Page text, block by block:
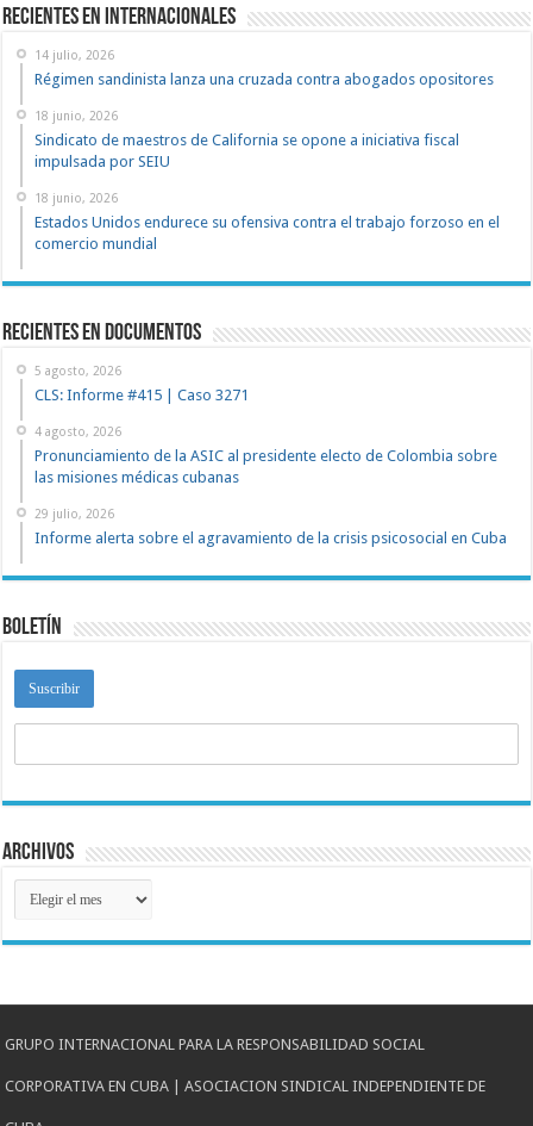
Recientes en Internacionales
14 julio, 2026
Régimen sandinista lanza una cruzada contra abogados opositores
18 junio, 2026
Sindicato de maestros de California se opone a iniciativa fiscal
impulsada por SEIU
18 junio, 2026
Estados Unidos endurece su ofensiva contra el trabajo forzoso en el
comercio mundial
recientes en documentos
5 agosto, 2026
CLS: Informe #415 | Caso 3271
4 agosto, 2026
Pronunciamiento de la ASIC al presidente electo de Colombia sobre
las misiones médicas cubanas
29 julio, 2026
Informe alerta sobre el agravamiento de la crisis psicosocial en Cuba
Boletín
Archivos
Archivos
GRUPO INTERNACIONAL PARA LA RESPONSABILIDAD SOCIAL
CORPORATIVA EN CUBA | ASOCIACION SINDICAL INDEPENDIENTE DE